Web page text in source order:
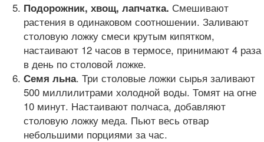
Подорожник, хвощ, лапчатка. Смешивают
растения в одинаковом соотношении. Заливают
столовую ложку смеси крутым кипятком,
настаивают 12 часов в термосе, принимают 4 раза
в день по столовой ложке.
Семя льна. Три столовые ложки сырья заливают
500 миллилитрами холодной воды. Томят на огне
10 минут. Настаивают полчаса, добавляют
столовую ложку меда. Пьют весь отвар
небольшими порциями за час.